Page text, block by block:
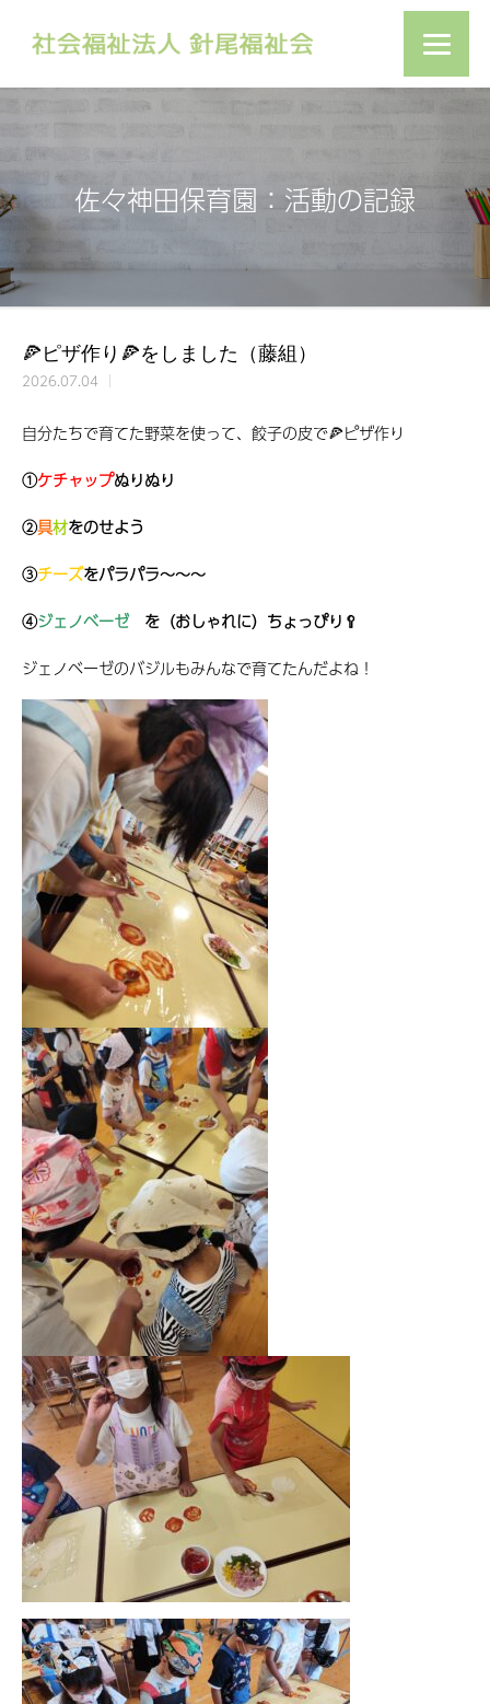
佐々神田保育園：活動の記録
🍕ピザ作り🍕をしました（藤組）
2026.07.04
自分たちで育てた野菜を使って、餃子の皮で🍕ピザ作り
①ケチャップぬりぬり
②具材をのせよう
③チーズをパラパラ～～～
④ジェノベーゼ を（おしゃれに）ちょっぴり🥄
ジェノベーゼのバジルもみんなで育てたんだよね！